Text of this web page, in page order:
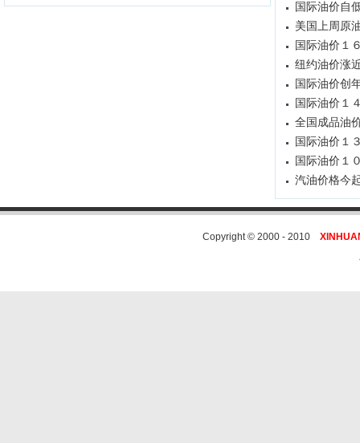
国际油价自
美国上周原
国际油价１
纽约油价涨
国际油价创
国际油价１
全国成品油
国际油价１
国际油价１
汽油价格今
Copyright © 2000 - 2010